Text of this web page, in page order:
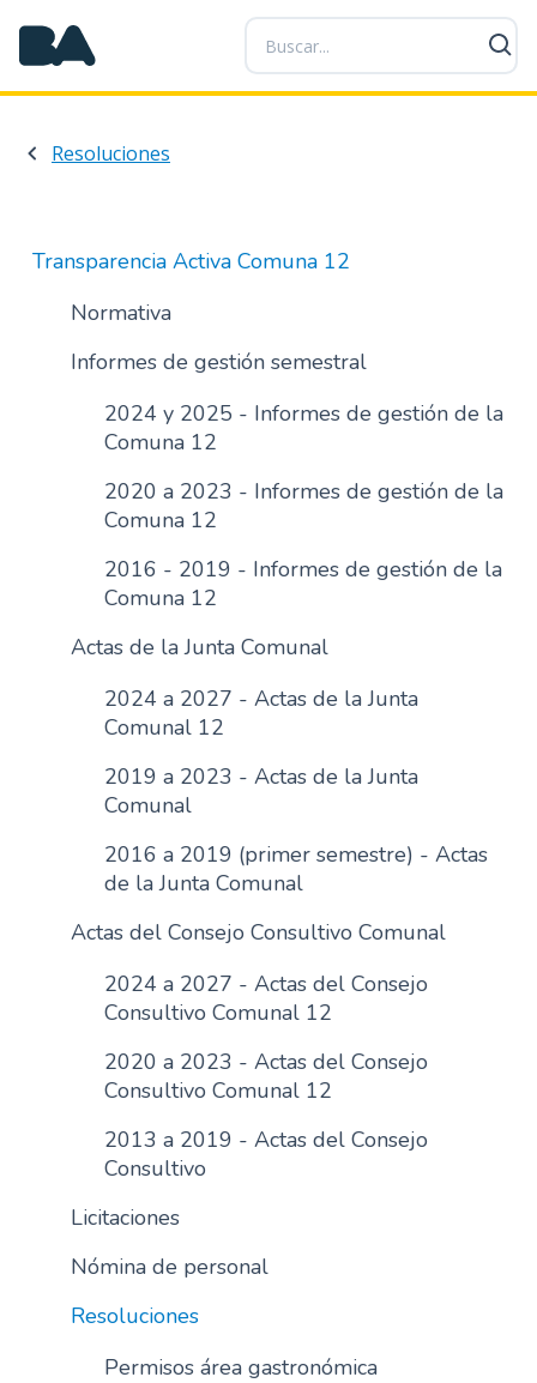
P
a
s
a
n
n
d
r
n
p
l
Resoluciones
Transparencia Activa Comuna 12
Normativa
Informes de gestión semestral
2024 y 2025 - Informes de gestión de la
Comuna 12
2020 a 2023 - Informes de gestión de la
Comuna 12
2016 - 2019 - Informes de gestión de la
Comuna 12
Actas de la Junta Comunal
2024 a 2027 - Actas de la Junta
Comunal 12
2019 a 2023 - Actas de la Junta
Comunal
2016 a 2019 (primer semestre) - Actas
de la Junta Comunal
Actas del Consejo Consultivo Comunal
2024 a 2027 - Actas del Consejo
Consultivo Comunal 12
2020 a 2023 - Actas del Consejo
Consultivo Comunal 12
2013 a 2019 - Actas del Consejo
Consultivo
Licitaciones
Nómina de personal
Resoluciones
Permisos área gastronómica